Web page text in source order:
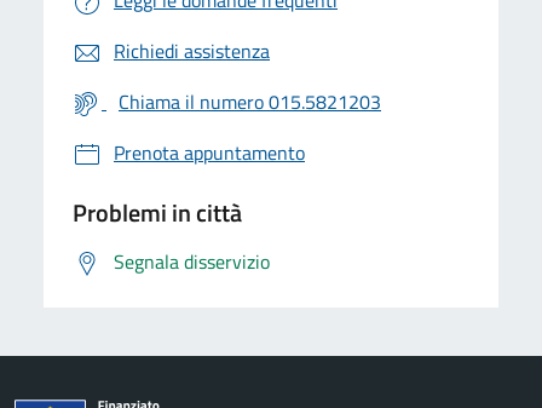
Richiedi assistenza
Chiama il numero 015.5821203
Prenota appuntamento
Problemi in città
Segnala disservizio